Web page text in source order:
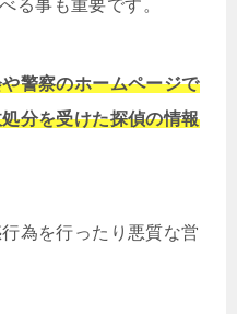
る事も重要です。
警察のホームページで
分を受けた探偵の情報
為を行ったり悪質な営